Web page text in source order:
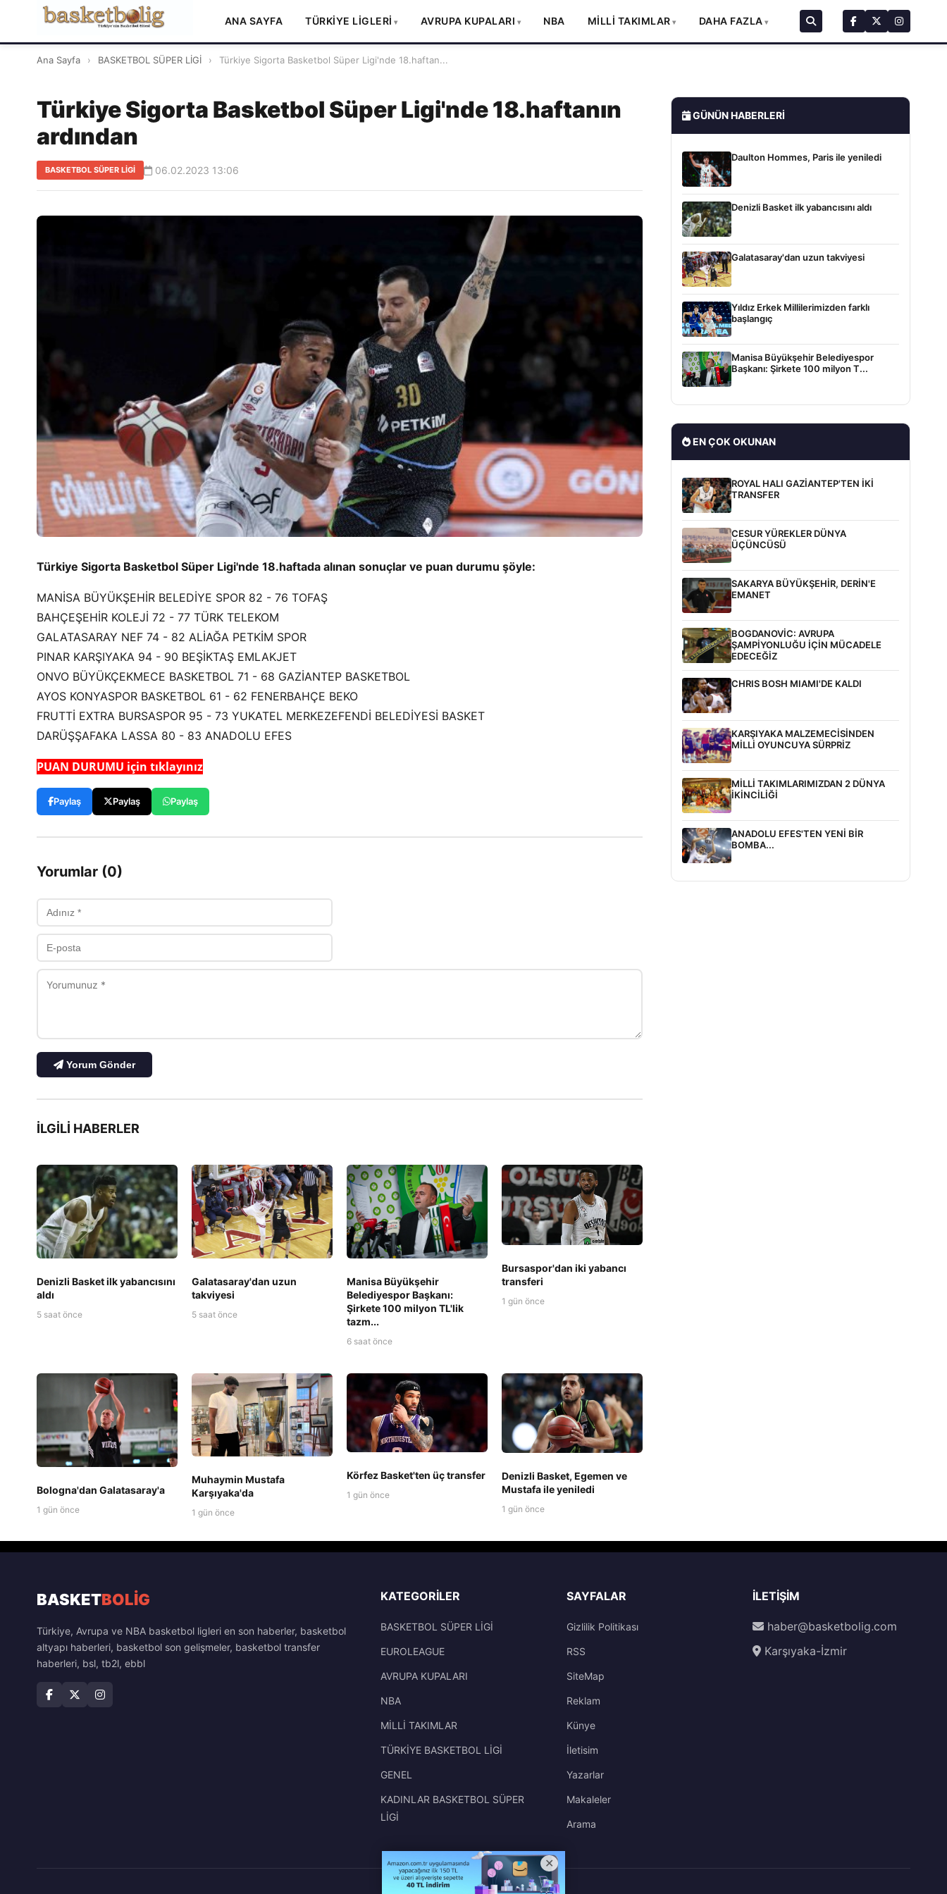
ANA SAYFA TÜRKİYE LİGLERİ AVRUPA KUPALARI NBA MİLLİ TAKIMLAR DAHA FAZLA
Ana Sayfa › BASKETBOL SÜPER LİGİ › Türkiye Sigorta Basketbol Süper Ligi'nde 18.haftan...
Türkiye Sigorta Basketbol Süper Ligi'nde 18.haftanın
ardından
BASKETBOL SÜPER LİGİ 06.02.2023 13:06
Türkiye Sigorta Basketbol Süper Ligi'nde 18.haftada alınan sonuçlar ve puan durumu şöyle:
MANİSA BÜYÜKŞEHİR BELEDİYE SPOR 82 - 76 TOFAŞ
BAHÇEŞEHİR KOLEJİ 72 - 77 TÜRK TELEKOM
GALATASARAY NEF 74 - 82 ALİAĞA PETKİM SPOR
PINAR KARŞIYAKA 94 - 90 BEŞİKTAŞ EMLAKJET
ONVO BÜYÜKÇEKMECE BASKETBOL 71 - 68 GAZİANTEP BASKETBOL
AYOS KONYASPOR BASKETBOL 61 - 62 FENERBAHÇE BEKO
FRUTTİ EXTRA BURSASPOR 95 - 73 YUKATEL MERKEZEFENDİ BELEDİYESİ BASKET
DARÜŞŞAFAKA LASSA 80 - 83 ANADOLU EFES
PUAN DURUMU için tıklayınız
Paylaş Paylaş Paylaş
Yorumlar (0)
Yorum Gönder
İLGILI HABERLER
Denizli Basket ilk yabancısını
aldı
5 saat önce
Galatasaray'dan uzun
takviyesi
5 saat önce
Manisa Büyükşehir
Belediyespor Başkanı:
Şirkete 100 milyon TL'lik
tazm...
6 saat önce
Bursaspor'dan iki yabancı
transferi
1 gün önce
Bologna'dan Galatasaray'a
1 gün önce
Muhaymin Mustafa
Karşıyaka'da
1 gün önce
Körfez Basket'ten üç transfer
1 gün önce
Denizli Basket, Egemen ve
Mustafa ile yeniledi
1 gün önce
GÜNÜN HABERLERI
Daulton Hommes, Paris ile yeniledi
Denizli Basket ilk yabancısını aldı
Galatasaray'dan uzun takviyesi
Yıldız Erkek Millilerimizden farklı
başlangıç
Manisa Büyükşehir Belediyespor
Başkanı: Şirkete 100 milyon T...
EN ÇOK OKUNAN
ROYAL HALI GAZİANTEP'TEN İKİ
TRANSFER
CESUR YÜREKLER DÜNYA
ÜÇÜNCÜSÜ
SAKARYA BÜYÜKŞEHİR, DERİN'E
EMANET
BOGDANOVİC: AVRUPA
ŞAMPİYONLUĞU İÇİN MÜCADELE
EDECEĞİZ
CHRIS BOSH MIAMI'DE KALDI
KARŞIYAKA MALZEMECİSİNDEN
MİLLİ OYUNCUYA SÜRPRİZ
MİLLİ TAKIMLARIMIZDAN 2 DÜNYA
İKİNCİLİĞİ
ANADOLU EFES'TEN YENİ BİR
BOMBA...
BASKETBOLİG
Türkiye, Avrupa ve NBA basketbol ligleri en son haberler, basketbol
altyapı haberleri, basketbol son gelişmeler, basketbol transfer
haberleri, bsl, tb2l, ebbl
KATEGORILER
BASKETBOL SÜPER LİGİ
EUROLEAGUE
AVRUPA KUPALARI
NBA
MİLLİ TAKIMLAR
TÜRKİYE BASKETBOL LİGİ
GENEL
KADINLAR BASKETBOL SÜPER
LİGİ
SAYFALAR
Gizlilik Politikası
RSS
SiteMap
Reklam
Künye
İletisim
Yazarlar
Makaleler
Arama
İLETIŞIM
haber@basketbolig.com
Karşıyaka-İzmir